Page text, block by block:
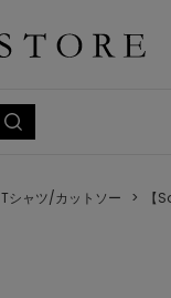
Tシャツ/カットソー 【